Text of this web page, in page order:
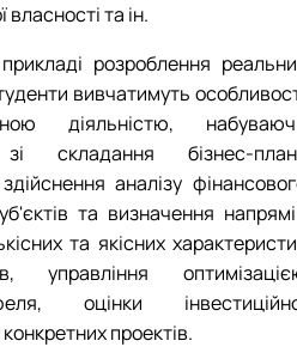
та ін.
розроблення
вивчатимуть
діяльністю,
складання бізнес-
аналізу
та визначення
та якісних
управління
оцінки
проектів.